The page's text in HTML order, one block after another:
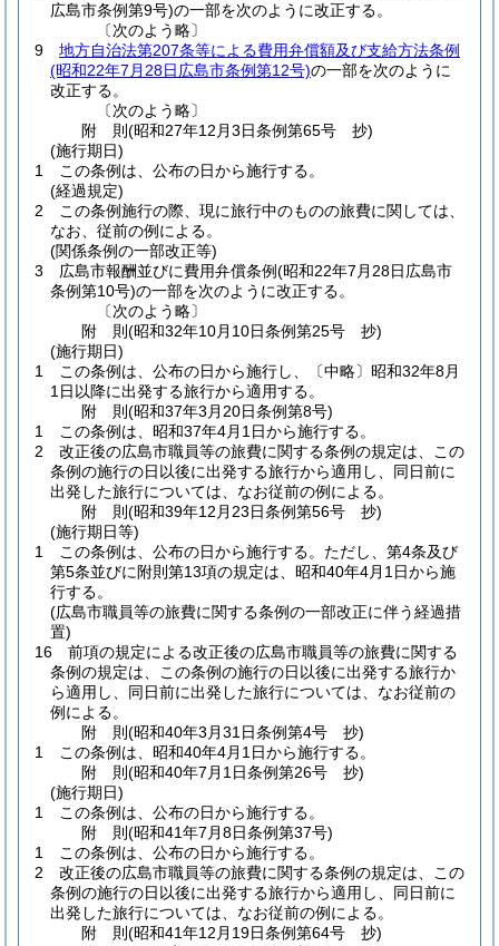
広島市条例第9号)の一部を次のように改正する。
〔次のよう略〕
9
地方自治法第207条等による費用弁償額及び支給方法条例
(昭和22年7月28日広島市条例第12号)の一部を次のように
改正する。
〔次のよう略〕
附 則(昭和27年12月3日条例第65号 抄)
(施行期日)
1
この条例は、公布の日から施行する。
(経過規定)
2
この条例施行の際、現に旅行中のものの旅費に関しては、
なお、従前の例による。
(関係条例の一部改正等)
3
広島市報酬並びに費用弁償条例(昭和22年7月28日広島市
条例第10号)の一部を次のように改正する。
〔次のよう略〕
附 則(昭和32年10月10日条例第25号 抄)
(施行期日)
1
この条例は、公布の日から施行し、〔中略〕昭和32年8月
1日以降に出発する旅行から適用する。
附 則(昭和37年3月20日条例第8号)
1
この条例は、昭和37年4月1日から施行する。
2
改正後の広島市職員等の旅費に関する条例の規定は、この
条例の施行の日以後に出発する旅行から適用し、同日前に
出発した旅行については、なお従前の例による。
附 則(昭和39年12月23日条例第56号 抄)
(施行期日等)
1
この条例は、公布の日から施行する。 ただし、第4条及び
第5条並びに附則第13項の規定は、昭和40年4月1日から施
行する。
(広島市職員等の旅費に関する条例の一部改正に伴う経過措
置)
16
前項の規定による改正後の広島市職員等の旅費に関する
条例の規定は、この条例の施行の日以後に出発する旅行か
ら適用し、同日前に出発した旅行については、なお従前の
例による。
附 則(昭和40年3月31日条例第4号 抄)
1
この条例は、昭和40年4月1日から施行する。
附 則(昭和40年7月1日条例第26号 抄)
(施行期日)
1
この条例は、公布の日から施行する。
附 則(昭和41年7月8日条例第37号)
1
この条例は、公布の日から施行する。
2
改正後の広島市職員等の旅費に関する条例の規定は、この
条例の施行の日以後に出発する旅行から適用し、同日前に
出発した旅行については、なお従前の例による。
附 則(昭和41年12月19日条例第64号 抄)